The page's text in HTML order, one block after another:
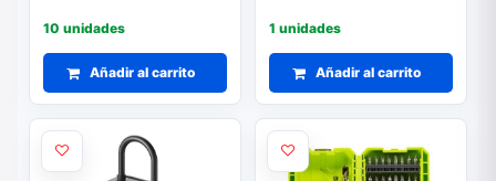
10 unidades
Añadir al carrito
1 unidades
Añadir al carrito